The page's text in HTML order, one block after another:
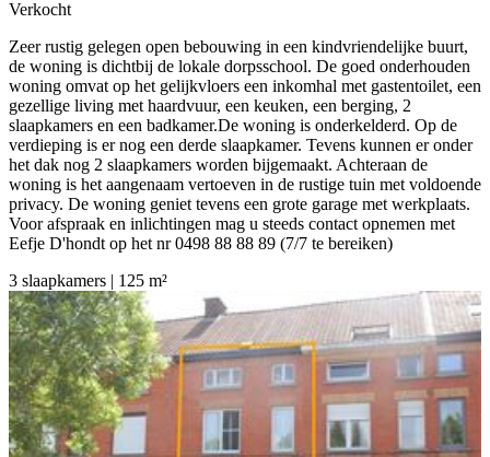
Verkocht
Zeer rustig gelegen open bebouwing in een kindvriendelijke buurt,
de woning is dichtbij de lokale dorpsschool. De goed onderhouden
woning omvat op het gelijkvloers een inkomhal met gastentoilet, een
gezellige living met haardvuur, een keuken, een berging, 2
slaapkamers en een badkamer.De woning is onderkelderd. Op de
verdieping is er nog een derde slaapkamer. Tevens kunnen er onder
het dak nog 2 slaapkamers worden bijgemaakt. Achteraan de
woning is het aangenaam vertoeven in de rustige tuin met voldoende
privacy. De woning geniet tevens een grote garage met werkplaats.
Voor afspraak en inlichtingen mag u steeds contact opnemen met
Eefje D'hondt op het nr 0498 88 88 89 (7/7 te bereiken)
3 slaapkamers | 125 m²